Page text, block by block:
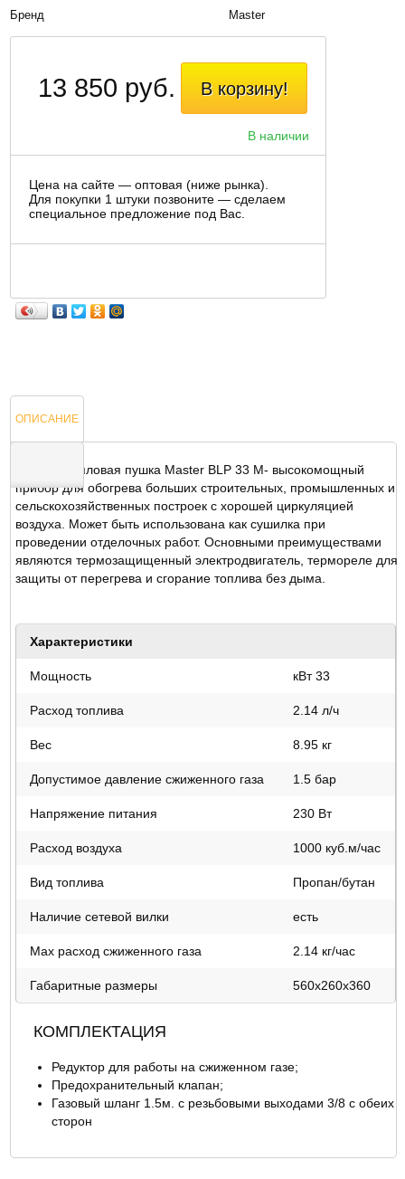
Бренд
Master
В корзину!
В наличии
13 850 руб.
Цена на сайте — оптовая (ниже рынка).
Для покупки 1 штуки позвоните — сделаем
специальное предложение под Вас.
ОПИСАНИЕ
ОТЗЫВЫ
Газовая тепловая пушка Master BLP 33 M- высокомощный
прибор для обогрева больших строительных, промышленных и
сельскохозяйственных построек с хорошей циркуляцией
воздуха. Может быть использована как сушилка при
проведении отделочных работ. Основными преимуществами
являются термозащищенный электродвигатель, термореле для
защиты от перегрева и сгорание топлива без дыма.
Характеристики
Мощность кВт 33
Расход топлива 2.14 л/ч
Вес 8.95 кг
Допустимое давление сжиженного газа 1.5 бар
Напряжение питания 230 Вт
Расход воздуха 1000 куб.м/час
Вид топлива Пропан/бутан
Наличие сетевой вилки есть
Max расход сжиженного газа 2.14 кг/час
Габаритные размеры 560x260x360
КОМПЛЕКТАЦИЯ
Редуктор для работы на сжиженном газе;
Предохранительный клапан;
Газовый шланг 1.5м. с резьбовыми выходами 3/8 с обеих
сторон